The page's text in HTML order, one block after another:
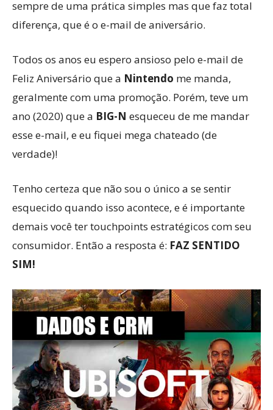
sempre de uma prática simples mas que faz total
diferença, que é o e-mail de aniversário.
Todos os anos eu espero ansioso pelo e-mail de
Feliz Aniversário que a Nintendo me manda,
geralmente com uma promoção. Porém, teve um
ano (2020) que a BIG-N esqueceu de me mandar
esse e-mail, e eu fiquei mega chateado (de
verdade)!
Tenho certeza que não sou o único a se sentir
esquecido quando isso acontece, e é importante
demais você ter touchpoints estratégicos com seu
consumidor. Então a resposta é: FAZ SENTIDO
SIM!